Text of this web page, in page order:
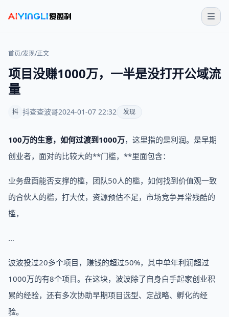
首页/发现/正文
项目没赚1000万，一半是没打开公域流
量
抖 抖查查波哥2024-01-07 22:32 发现
100万的生意，如何过渡到1000万，这里指的是利润。是早期
创业者，面对的比较大的**门槛，**里面包含：
业务盘面能否支撑的槛，团队50人的槛，如何找到价值观一致
的合伙人的槛，打大仗，资源预估不足，市场竞争异常残酷的
槛，
…
波波投过20多个项目，赚钱的超过50%，其中单年利润超过
1000万的有8个项目。在这块，波波除了自身白手起家创业积
累的经验，还有多次协助早期项目选型、定战略、孵化的经
验。